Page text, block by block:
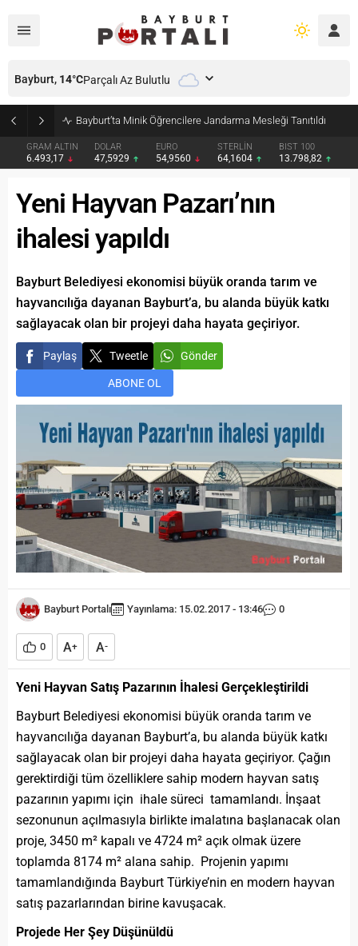
Bayburt’ta Minik Öğrencilere Jandarma Mesleği Tanıtıldı
GRAM ALTIN
6.493,17
DOLAR
47,5929
EURO
54,9560
STERLİN
64,1604
BIST 100
13.798,82
Bayburt, 14°CParçalı Az Bulutlu
Yeni Hayvan Pazarı’nın
ihalesi yapıldı
Bayburt Belediyesi ekonomisi büyük oranda tarım ve
hayvancılığa dayanan Bayburt’a, bu alanda büyük katkı
sağlayacak olan bir projeyi daha hayata geçiriyor.
Paylaş Tweetle Gönder
ABONE OL
Bayburt Portalı Yayınlama: 15.02.2017 - 13:46 0
0 A+ A-
Yeni Hayvan Satış Pazarının İhalesi Gerçekleştirildi
Bayburt Belediyesi ekonomisi büyük oranda tarım ve
hayvancılığa dayanan Bayburt’a, bu alanda büyük katkı
sağlayacak olan bir projeyi daha hayata geçiriyor. Çağın
gerektirdiği tüm özelliklere sahip modern hayvan satış
pazarının yapımı için ihale süreci tamamlandı. İnşaat
sezonunun açılmasıyla birlikte imalatına başlanacak olan
proje, 3450 m² kapalı ve 4724 m² açık olmak üzere
toplamda 8174 m² alana sahip. Projenin yapımı
tamamlandığında Bayburt Türkiye’nin en modern hayvan
satış pazarlarından birine kavuşacak.
Projede Her Şey Düşünüldü